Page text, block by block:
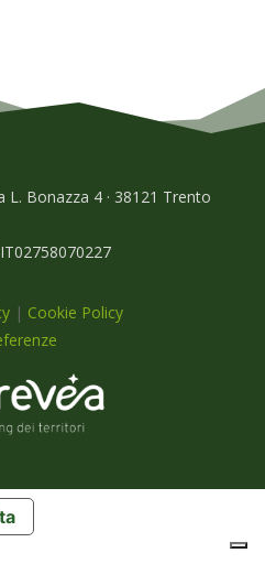
L. Bonazza 4 · 38121 Trento
| Cookie Policy